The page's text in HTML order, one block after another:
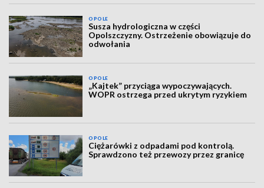
OPOLE
Susza hydrologiczna w części
Opolszczyzny. Ostrzeżenie obowiązuje do
odwołania
OPOLE
„Kajtek” przyciąga wypoczywających.
WOPR ostrzega przed ukrytym ryzykiem
OPOLE
Ciężarówki z odpadami pod kontrolą.
Sprawdzono też przewozy przez granicę